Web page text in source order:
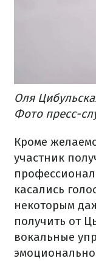
Оля
Фото пресс-
Кроме
участник
касались
некоторым
получить от
вокальные